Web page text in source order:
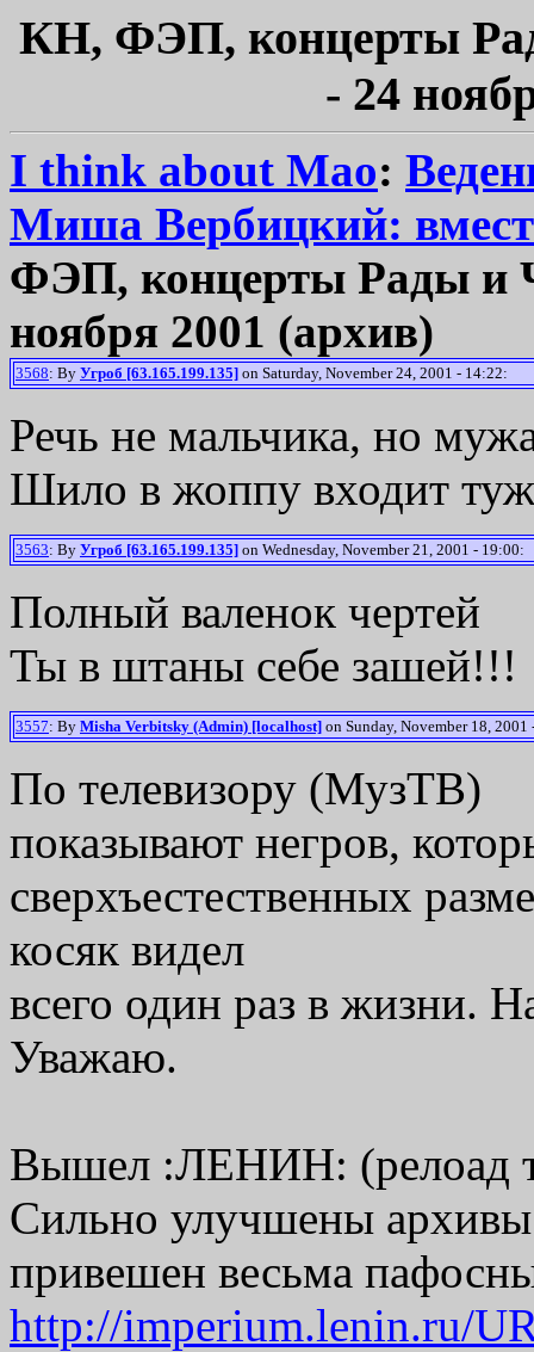
КН, ФЭП, концерты
- 24
I think about Mao:
Миша Вербицкий:
ФЭП, концерты Рады и
ноября 2001 (архив)
3568: By Угроб [63.165.199.135] on Saturday, November 24, 2001 - 14:22:
Речь не мальчика, но
Шило в жоппу входит
3563: By Угроб [63.165.199.135] on Wednesday, November 21, 2001 - 19:00:
Полный валенок чертей
Ты в штаны себе зашей!!!
3557: By Misha Verbitsky (Admin) [localhost] on Sunday, November 18, 2001
По телевизору (МузТВ)
показывают негров,
сверхъестественных
косяк видел
всего один раз в жизни.
Уважаю.
Вышел :ЛЕНИН: (релоад
Сильно улучшены
привешен весьма
http://imperium.lenin.ru/